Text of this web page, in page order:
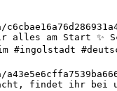
alles am Start ✨
#ingolstadt
findet ihr bei